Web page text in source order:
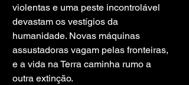
violentas e uma peste incontrolável
devastam os vestígios da
humanidade. Novas máquinas
assustadoras vagam pelas fronteiras,
e a vida na Terra caminha rumo a
outra extinção.